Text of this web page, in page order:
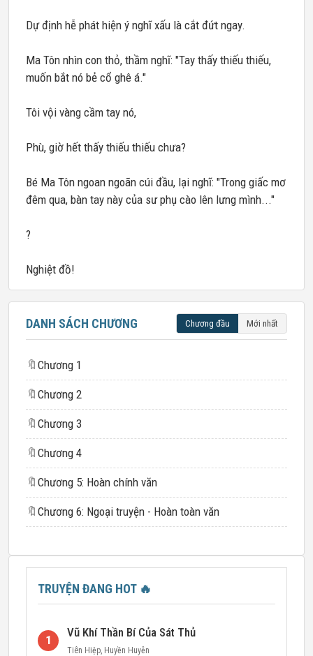
Dự định hễ phát hiện ý nghĩ xấu là cắt đứt ngay.
Ma Tôn nhìn con thỏ, thầm nghĩ: "Tay thấy thiếu thiếu,
muốn bắt nó bẻ cổ ghê á."
Tôi vội vàng cầm tay nó,
Phù, giờ hết thấy thiếu thiếu chưa?
Bé Ma Tôn ngoan ngoãn cúi đầu, lại nghĩ: "Trong giấc mơ
đêm qua, bàn tay này của sư phụ cào lên lưng mình..."
?
Nghiệt đồ!
DANH SÁCH CHƯƠNG Chương đầu Mới nhất
🔖 Chương 1
🔖 Chương 2
🔖 Chương 3
🔖 Chương 4
🔖 Chương 5: Hoàn chính văn
🔖 Chương 6: Ngoại truyện - Hoàn toàn văn
TRUYỆN ĐANG HOT 🔥
1
Vũ Khí Thần Bí Của Sát Thủ
Tiên Hiệp, Huyền Huyễn